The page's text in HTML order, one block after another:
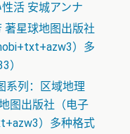
活 安城アンナ
著星球地图出版社
）多
）
系列：区域地理
图出版社（电子
）多种格式